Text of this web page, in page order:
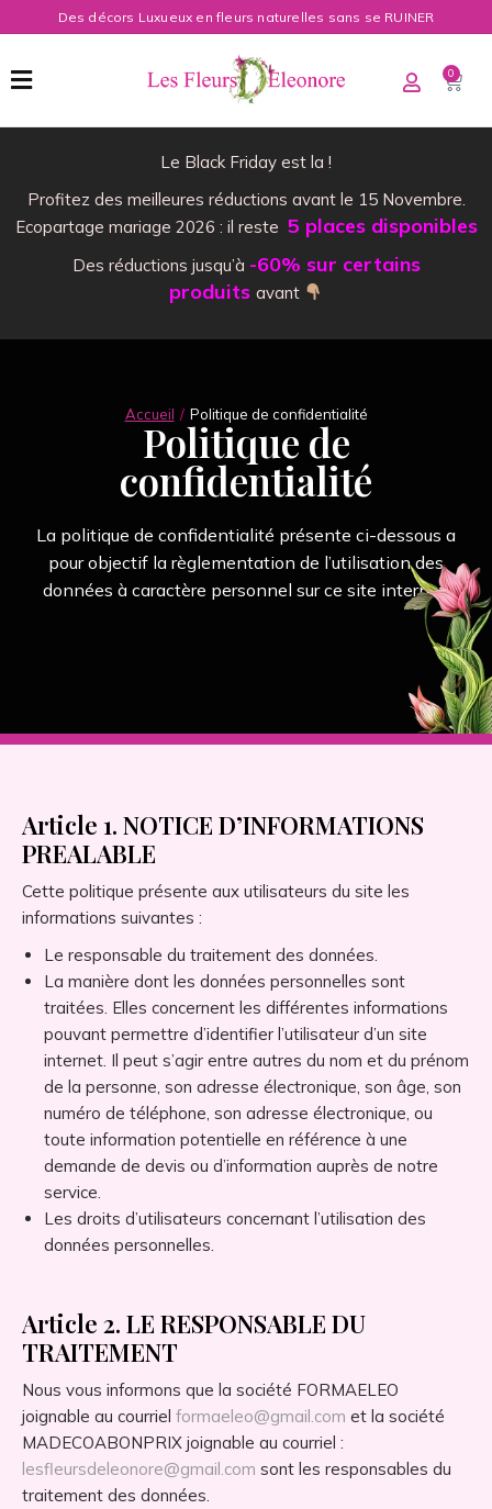
Des décors Luxueux en fleurs naturelles sans se RUINER
0
Le Black Friday est la !
Profitez des meilleures réductions avant le 15 Novembre.
Ecopartage mariage 2026 : il reste 5 places disponibles
Des réductions jusqu’à -60% sur certains
produits avant
Vous êtes ici :Accueil Politique de confidentialité
Politique de
confidentialité
La politique de confidentialité présente ci-dessous a
pour objectif la règlementation de l’utilisation des
données à caractère personnel sur ce site internet.
Article 1. NOTICE D’INFORMATIONS
PREALABLE
Cette politique présente aux utilisateurs du site les
informations suivantes :
Le responsable du traitement des données.
La manière dont les données personnelles sont
traitées. Elles concernent les différentes informations
pouvant permettre d’identifier l’utilisateur d’un site
internet. Il peut s’agir entre autres du nom et du prénom
de la personne, son adresse électronique, son âge, son
numéro de téléphone, son adresse électronique, ou
toute information potentielle en référence à une
demande de devis ou d’information auprès de notre
service.
Les droits d’utilisateurs concernant l’utilisation des
données personnelles.
Article 2. LE RESPONSABLE DU
TRAITEMENT
Nous vous informons que la société FORMAELEO
joignable au courriel formaeleo@gmail.com et la société
MADECOABONPRIX joignable au courriel :
lesfleursdeleonore@gmail.com sont les responsables du
traitement des données.